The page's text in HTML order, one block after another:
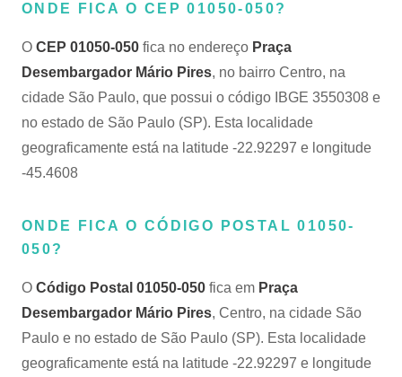
ONDE FICA O CEP 01050-050?
O CEP 01050-050 fica no endereço Praça
Desembargador Mário Pires, no bairro Centro, na
cidade São Paulo, que possui o código IBGE 3550308 e
no estado de São Paulo (SP). Esta localidade
geograficamente está na latitude -22.92297 e longitude
-45.4608
ONDE FICA O CÓDIGO POSTAL 01050-
050?
O Código Postal 01050-050 fica em Praça
Desembargador Mário Pires, Centro, na cidade São
Paulo e no estado de São Paulo (SP). Esta localidade
geograficamente está na latitude -22.92297 e longitude